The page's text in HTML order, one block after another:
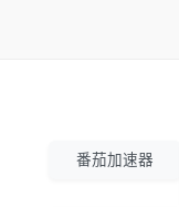
番茄加速器